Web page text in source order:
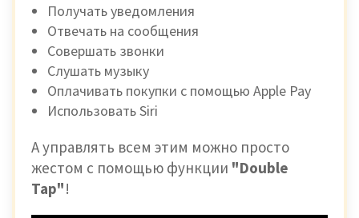
Получать уведомления
Отвечать на сообщения
Совершать звонки
Слушать музыку
Оплачивать покупки с помощью Apple Pay
Использовать Siri
А управлять всем этим можно просто
жестом с помощью функции "Double
Tap"!